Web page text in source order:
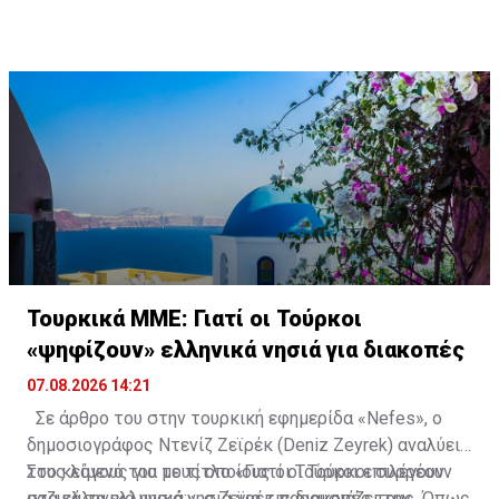
Τουρκικά ΜΜΕ: Γιατί οι Τούρκοι
«ψηφίζουν» ελληνικά νησιά για διακοπές
07.08.2026 14:21
Σε άρθρο του στην τουρκική εφημερίδα «Nefes», ο
δημοσιογράφος Ντενίζ Ζεϊρέκ (Deniz Zeyrek) αναλύει
τους λόγους για τους οποίους οι Τούρκοι επιλέγουν
Στο κείμενό του με τίτλο «Γιατί οι Τούρκοι συρρέουν